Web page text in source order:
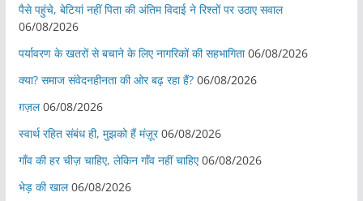
पैसे पहुंचे, बेटियां नहीं पिता की अंतिम विदाई ने रिश्तों पर उठाए सवाल
06/08/2026
पर्यावरण के खतरों से बचाने के लिए नागरिकों की सहभागिता 06/08/2026
क्या? समाज संवेदनहीनता की ओर बढ़ रहा हैं? 06/08/2026
ग़ज़ल 06/08/2026
स्वार्थ रहित संबंध ही, मुझको हैं मंज़ूर 06/08/2026
गाँव की हर चीज़ चाहिए, लेकिन गाँव नहीं चाहिए 06/08/2026
भेड़ की खाल 06/08/2026